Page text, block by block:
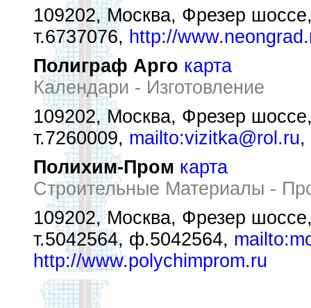
109202, Москва, Фрезер
т.6737076, http://
Полиграф Арго карта
Календари - Изготовление
109202, Москва, Фрезер
т.7260009, mailto:vizitka@rol.ru,
Полихим-Пром карта
Строительные Материалы -
109202, Москва, Фрезер
т.5042564, ф.5042564,
http://www.polychimprom.ru